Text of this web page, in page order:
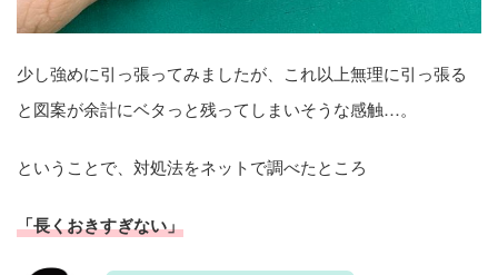
少し強めに引っ張ってみましたが、これ以上無理に引っ張る
と図案が余計にベタっと残ってしまいそうな感触…。
ということで、対処法をネットで調べたところ
「長くおきすぎない」